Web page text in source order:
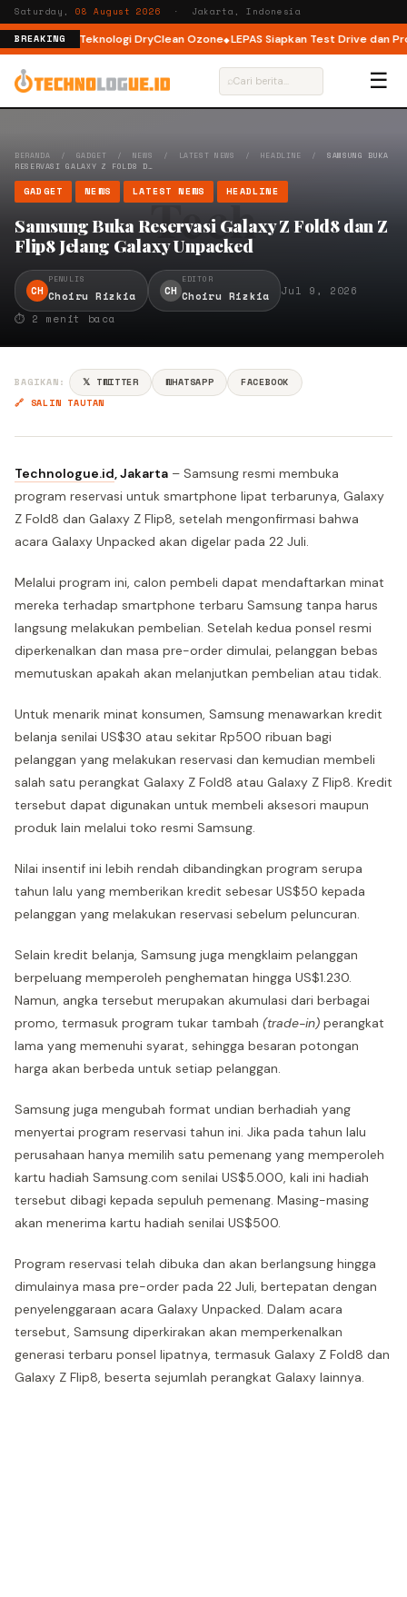
Saturday,08 August 2026 · Jakarta, Indonesia
BREAKING
dengan Teknologi DryClean Ozone LEPAS Siapkan Test Drive dan
⌕ ☰
BERANDA / GADGET / NEWS / LATEST NEWS / HEADLINE /SAMSUNG BUKA
RESERVASI GALAXY Z FOLD8 D…
GADGET NEWS LATEST NEWS HEADLINE
Samsung Buka Reservasi Galaxy Z Fold8 dan Z
Flip8 Jelang Galaxy Unpacked
CH
PENULIS
Choiru Rizkia CH
EDITOR
Choiru Rizkia
Jul 9, 2026
⏱ 2 menit baca
BAGIKAN: 𝕏 TWITTER WHATSAPP
FACEBOOK
🔗 SALIN TAUTAN
Technologue.id,Jakarta – Samsung resmi membuka
program reservasi untuk smartphone lipat terbarunya, Galaxy
Z Fold8 dan Galaxy Z Flip8, setelah mengonfirmasi bahwa
acara Galaxy Unpacked akan digelar pada 22 Juli.
Melalui program ini, calon pembeli dapat mendaftarkan minat
mereka terhadap smartphone terbaru Samsung tanpa harus
langsung melakukan pembelian. Setelah kedua ponsel resmi
diperkenalkan dan masa pre-order dimulai, pelanggan bebas
memutuskan apakah akan melanjutkan pembelian atau tidak.
Untuk menarik minat konsumen, Samsung menawarkan kredit
belanja senilai US$30 atau sekitar Rp500 ribuan bagi
pelanggan yang melakukan reservasi dan kemudian membeli
salah satu perangkat Galaxy Z Fold8 atau Galaxy Z Flip8. Kredit
tersebut dapat digunakan untuk membeli aksesori maupun
produk lain melalui toko resmi Samsung.
Nilai insentif ini lebih rendah dibandingkan program serupa
tahun lalu yang memberikan kredit sebesar US$50 kepada
pelanggan yang melakukan reservasi sebelum peluncuran.
Selain kredit belanja, Samsung juga mengklaim pelanggan
berpeluang memperoleh penghematan hingga US$1.230.
Namun, angka tersebut merupakan akumulasi dari berbagai
promo, termasuk program tukar tambah (trade-in) perangkat
lama yang memenuhi syarat, sehingga besaran potongan
harga akan berbeda untuk setiap pelanggan.
Samsung juga mengubah format undian berhadiah yang
menyertai program reservasi tahun ini. Jika pada tahun lalu
perusahaan hanya memilih satu pemenang yang memperoleh
kartu hadiah Samsung.com senilai US$5.000, kali ini hadiah
tersebut dibagi kepada sepuluh pemenang. Masing-masing
akan menerima kartu hadiah senilai US$500.
Program reservasi telah dibuka dan akan berlangsung hingga
dimulainya masa pre-order pada 22 Juli, bertepatan dengan
penyelenggaraan acara Galaxy Unpacked. Dalam acara
tersebut, Samsung diperkirakan akan memperkenalkan
generasi terbaru ponsel lipatnya, termasuk Galaxy Z Fold8 dan
Galaxy Z Flip8, beserta sejumlah perangkat Galaxy lainnya.